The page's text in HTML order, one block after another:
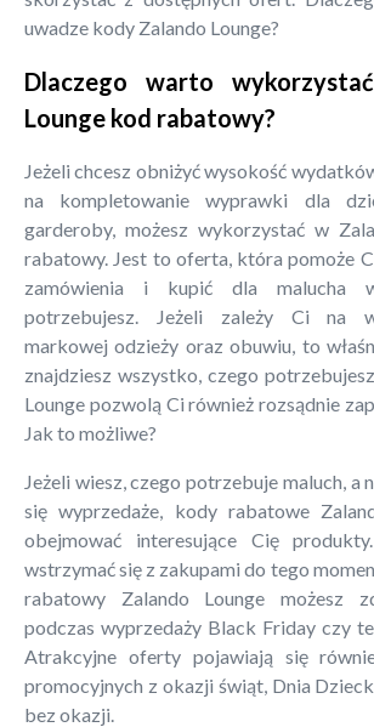
uwadze kody Zalando Lounge?
Dlaczego warto
Lounge kod rabatowy?
Jeżeli chcesz obniżyć wysokość
na kompletowanie wyprawki dla
garderoby, możesz wykorzystać w
rabatowy. Jest to oferta, która pomoże
zamówienia i kupić dla malucha
potrzebujesz. Jeżeli zależy Ci na
markowej odzieży oraz obuwiu, to
znajdziesz wszystko, czego
Lounge pozwolą Ci również rozsądnie
Jak to możliwe?
Jeżeli wiesz, czego potrzebuje maluch, a
się wyprzedaże, kody rabatowe
obejmować interesujące Cię
wstrzymać się z zakupami do tego
rabatowy Zalando Lounge możesz
podczas wyprzedaży Black Friday czy
Atrakcyjne oferty pojawiają się
promocyjnych z okazji świąt, Dnia
bez okazji.